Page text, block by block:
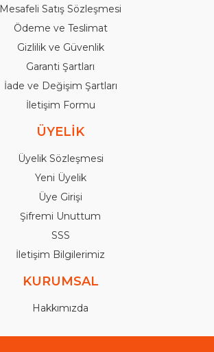
Mesafeli Satış Sözleşmesi
Ödeme ve Teslimat
Gizlilik ve Güvenlik
Garanti Şartları
İade ve Değişim Şartları
İletişim Formu
ÜYELİK
Üyelik Sözleşmesi
Yeni Üyelik
Üye Girişi
Şifremi Unuttum
SSS
İletişim Bilgilerimiz
KURUMSAL
Hakkımızda